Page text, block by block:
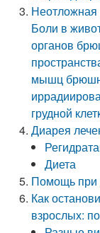
Неотложная
Боли в
органов
мышц
грудной
Диарея
Диета
Помощь при
Как
взрослых: